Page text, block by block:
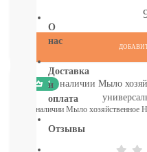
О
нас
Доставка
и
оплата
Отзывы
1
в наличии Мыло хозяйственное